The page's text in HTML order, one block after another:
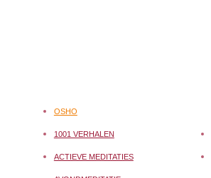
OSHO
1001 VERHALEN
ACTIEVE MEDITATIES